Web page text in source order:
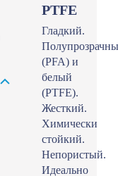
PTFE
Гладкий.
(PFA) и
белый
(PTFE).
Жесткий.
Химически
стойкий.
Непористый.
Идеально